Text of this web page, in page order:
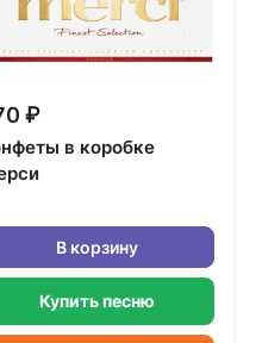
₽
в коробке
В корзину
Купить песню